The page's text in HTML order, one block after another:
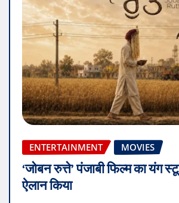
ENTERTAINMENT MOVIES
‘जोबन रुत्ते’ पंजाबी फिल्म का यंग
ऐलान किया